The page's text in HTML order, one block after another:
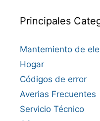
Principales
Mantemiento de
Hogar
Códigos de error
Averias Frecuentes
Servicio Técnico